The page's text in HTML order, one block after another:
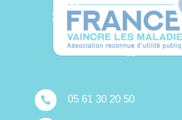
 05 61 30 20 50